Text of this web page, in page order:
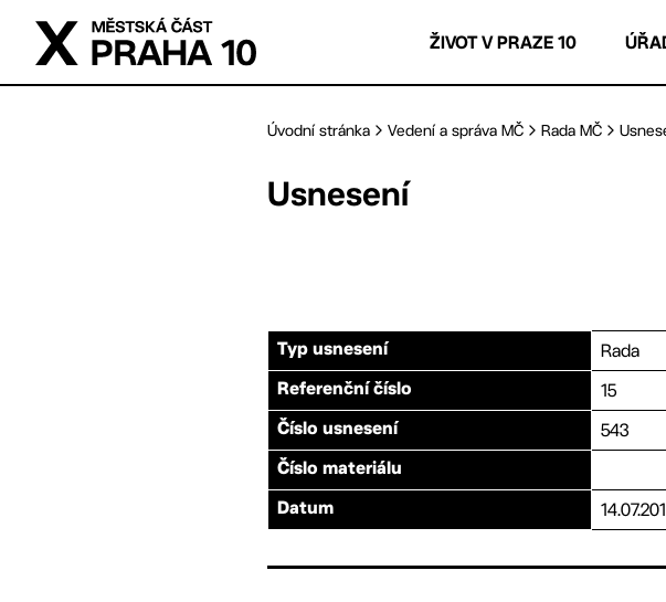
Přejít na hlavní obsah
ŽIVOT V PRAZE 10
Úvodní stránka Vedení a správa MČ Rada MČ
Usnesení
Typ usnesení Rada
Referenční číslo 15
Číslo usnesení 543
Číslo materiálu
Datum